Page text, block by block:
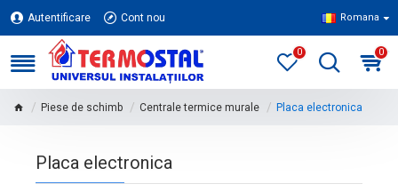
Autentificare Cont nou Romana
0 0
Piese de schimb Centrale termice murale Placa electronica
Placa electronica